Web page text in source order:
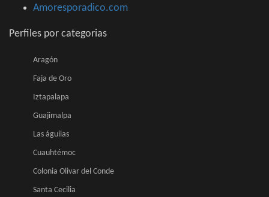
Amoresporadico.com
Perfiles por categorias
Aragón
Faja de Oro
Iztapalapa
Guajimalpa
Las águilas
Cuauhtémoc
Colonia Olivar del Conde
Santa Cecilia